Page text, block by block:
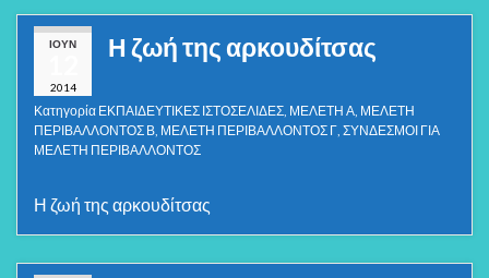
ΙΟΎΝ
2014
Η ζωή της αρκουδίτσας
Κατηγορία ΕΚΠΑΙΔΕΥΤΙΚΕΣ ΙΣΤΟΣΕΛΙΔΕΣ ΜΕΛΕΤΗ Α ΜΕΛΕΤΗ
ΠΕΡΙΒΑΛΛΟΝΤΟΣ Β ΜΕΛΕΤΗ ΠΕΡΙΒΑΛΛΟΝΤΟΣ Γ ΣΥΝΔΕΣΜΟΙ ΓΙΑ
ΜΕΛΕΤΗ ΠΕΡΙΒΑΛΛΟΝΤΟΣ
Η ζωή της αρκουδίτσας